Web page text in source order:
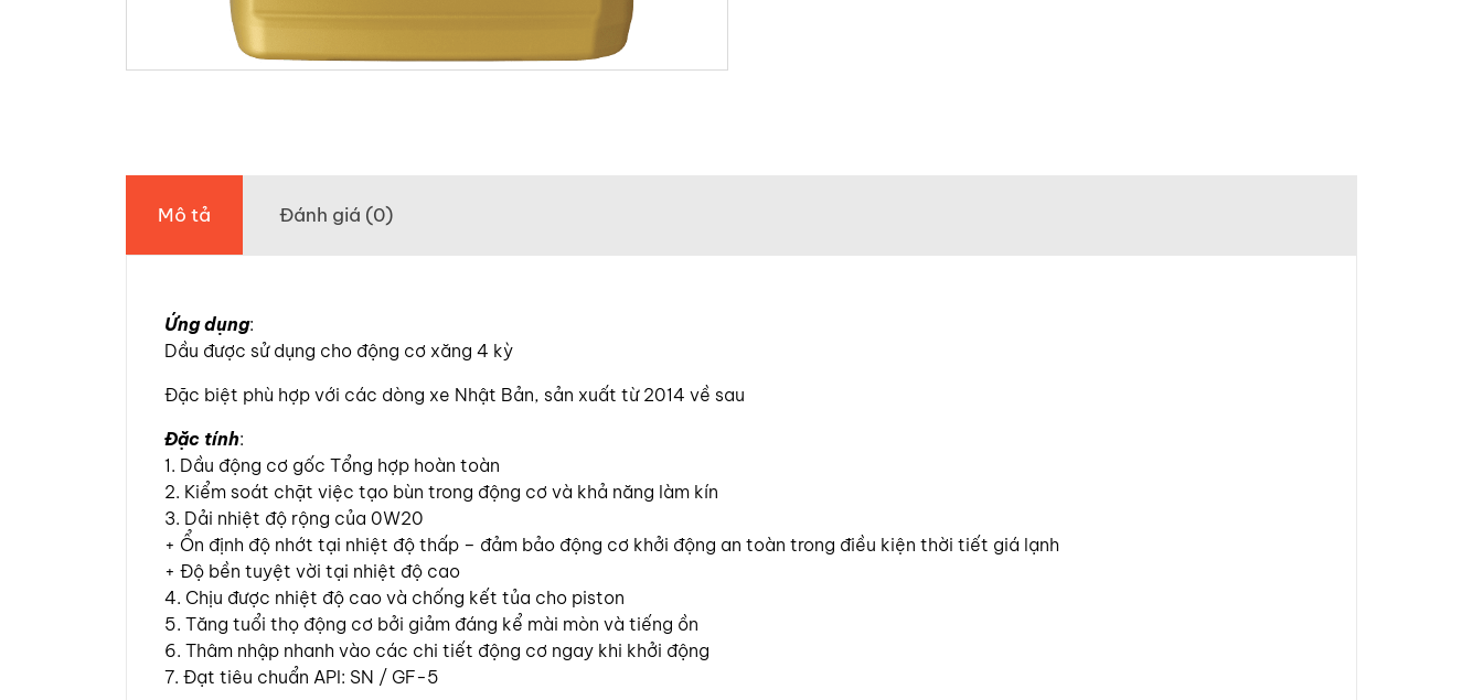
Mô tả Đánh giá (0)
Ứng dụng:
Dầu được sử dụng cho động cơ xăng 4 kỳ
Đặc biệt phù hợp với các dòng xe Nhật Bản, sản xuất từ 2014 về sau
Đặc tính:
1. Dầu động cơ gốc Tổng hợp hoàn toàn
2. Kiểm soát chặt việc tạo bùn trong động cơ và khả năng làm kín
3. Dải nhiệt độ rộng của 0W20
+ Ổn định độ nhớt tại nhiệt độ thấp – đảm bảo động cơ khởi động an toàn trong điều kiện thời tiết giá lạnh
+ Độ bền tuyệt vời tại nhiệt độ cao
4. Chịu được nhiệt độ cao và chống kết tủa cho piston
5. Tăng tuổi thọ động cơ bởi giảm đáng kể mài mòn và tiếng ồn
6. Thâm nhập nhanh vào các chi tiết động cơ ngay khi khởi động
7. Đạt tiêu chuẩn API: SN / GF-5